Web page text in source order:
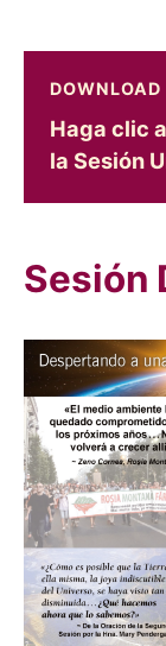
Download
DOWNLOAD
Haga clic
la Sesión
Sesión